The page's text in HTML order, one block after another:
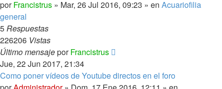
porFrancistrus » Mar, 26 Jul 2016, 09:23 » en Acuariofilia
general
5Respuestas
226206 Vistas
Último mensajeporFrancistrus
Jue, 22 Jun 2017, 21:34
Como poner vídeos de Youtube directos en el foro